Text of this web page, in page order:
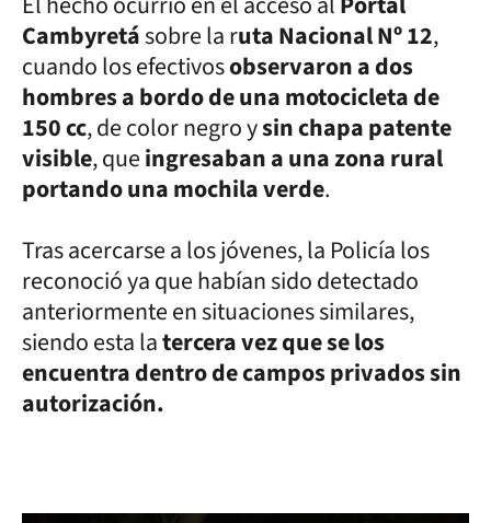
Cambyretásobre la ruta Nacional Nº 12,
cuando los efectivosobservaron a dos
hombres a bordo de una motocicleta de
150 cc, de color negro ysin chapa patente
visible, queingresaban a una zona rural
portando una mochila verde.
Tras acercarse a los jóvenes, la Policía los
reconoció ya que habían sido detectado
anteriormente en situaciones similares,
siendo esta latercera vez que se los
encuentra dentro de campos privados sin
autorización.